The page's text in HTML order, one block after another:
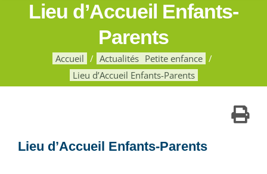
Lieu d’Accueil Enfants-
Parents
Accueil Actualités Petite enfance
Lieu d’Accueil Enfants-Parents
Lieu d’Accueil Enfants-Parents